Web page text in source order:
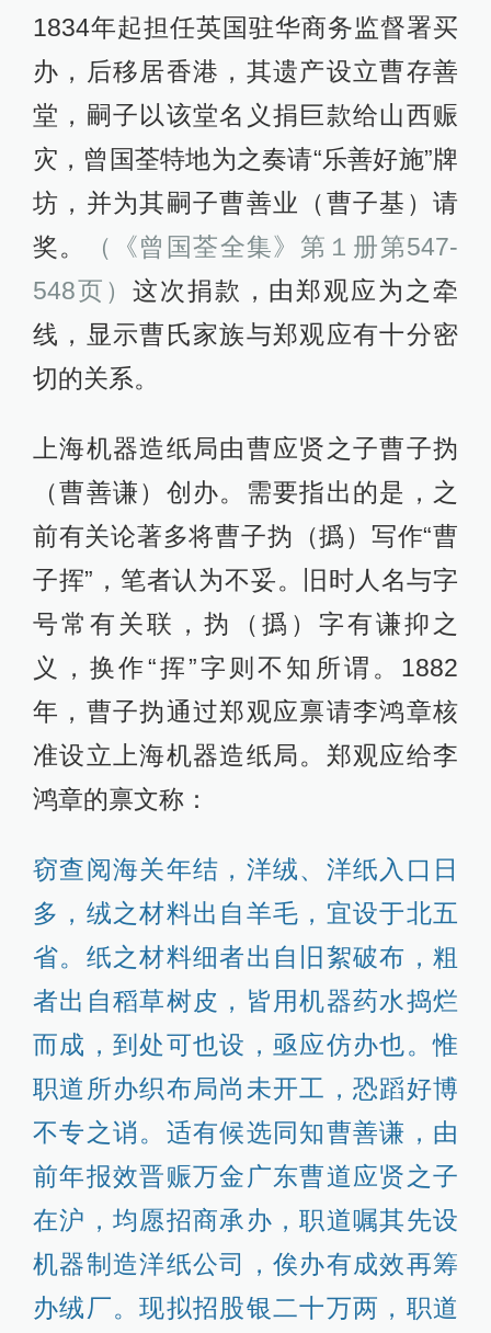
1834年起担任英国驻华商务监督署买
办，后移居香港，其遗产设立曹存善
堂，嗣子以该堂名义捐巨款给山西赈
灾，曾国荃特地为之奏请“乐善好施”牌
坊，并为其嗣子曹善业（曹子基）请
奖。
（《曾国荃全集》第１册第547-
548页） 这次捐款，由郑观应为之牵
线，显示曹氏家族与郑观应有十分密
切的关系。
上海机器造纸局由曹应贤之子曹子㧑
（曹善谦）创办。需要指出的是，之
前有关论著多将曹子㧑（撝）写作“曹
子挥”，笔者认为不妥。旧时人名与字
号常有关联，㧑（撝）字有谦抑之
义，换作“挥”字则不知所谓。1882
年，曹子㧑通过郑观应禀请李鸿章核
准设立上海机器造纸局。郑观应给李
鸿章的禀文称：
窃查阅海关年结，洋绒、洋纸入口日
多，绒之材料出自羊毛，宜设于北五
省。纸之材料细者出自旧絮破布，粗
者出自稻草树皮，皆用机器药水捣烂
而成，到处可也设，亟应仿办也。惟
职道所办织布局尚未开工，恐蹈好博
不专之诮。适有候选同知曹善谦，由
前年报效晋赈万金广东曹道应贤之子
在沪，均愿招商承办，职道嘱其先设
机器制造洋纸公司，俟办有成效再筹
办绒厂。现拟招股银二十万两，职道